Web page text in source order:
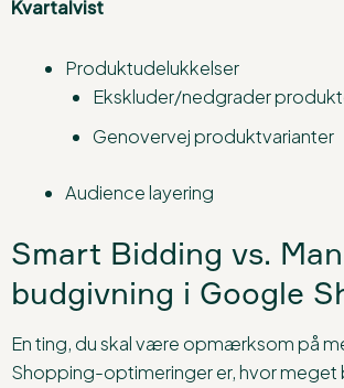
Kvartalvist
Produktudelukkelser
Ekskluder/nedgrader
Genovervej produktvarianter
Audience layering
Smart Bidding vs.
budgivning i Google
En ting, du skal være opmærksom på
Shopping-optimeringer er, hvor meget